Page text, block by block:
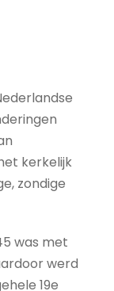
kerkelijk
zondige
was met
werd
19e